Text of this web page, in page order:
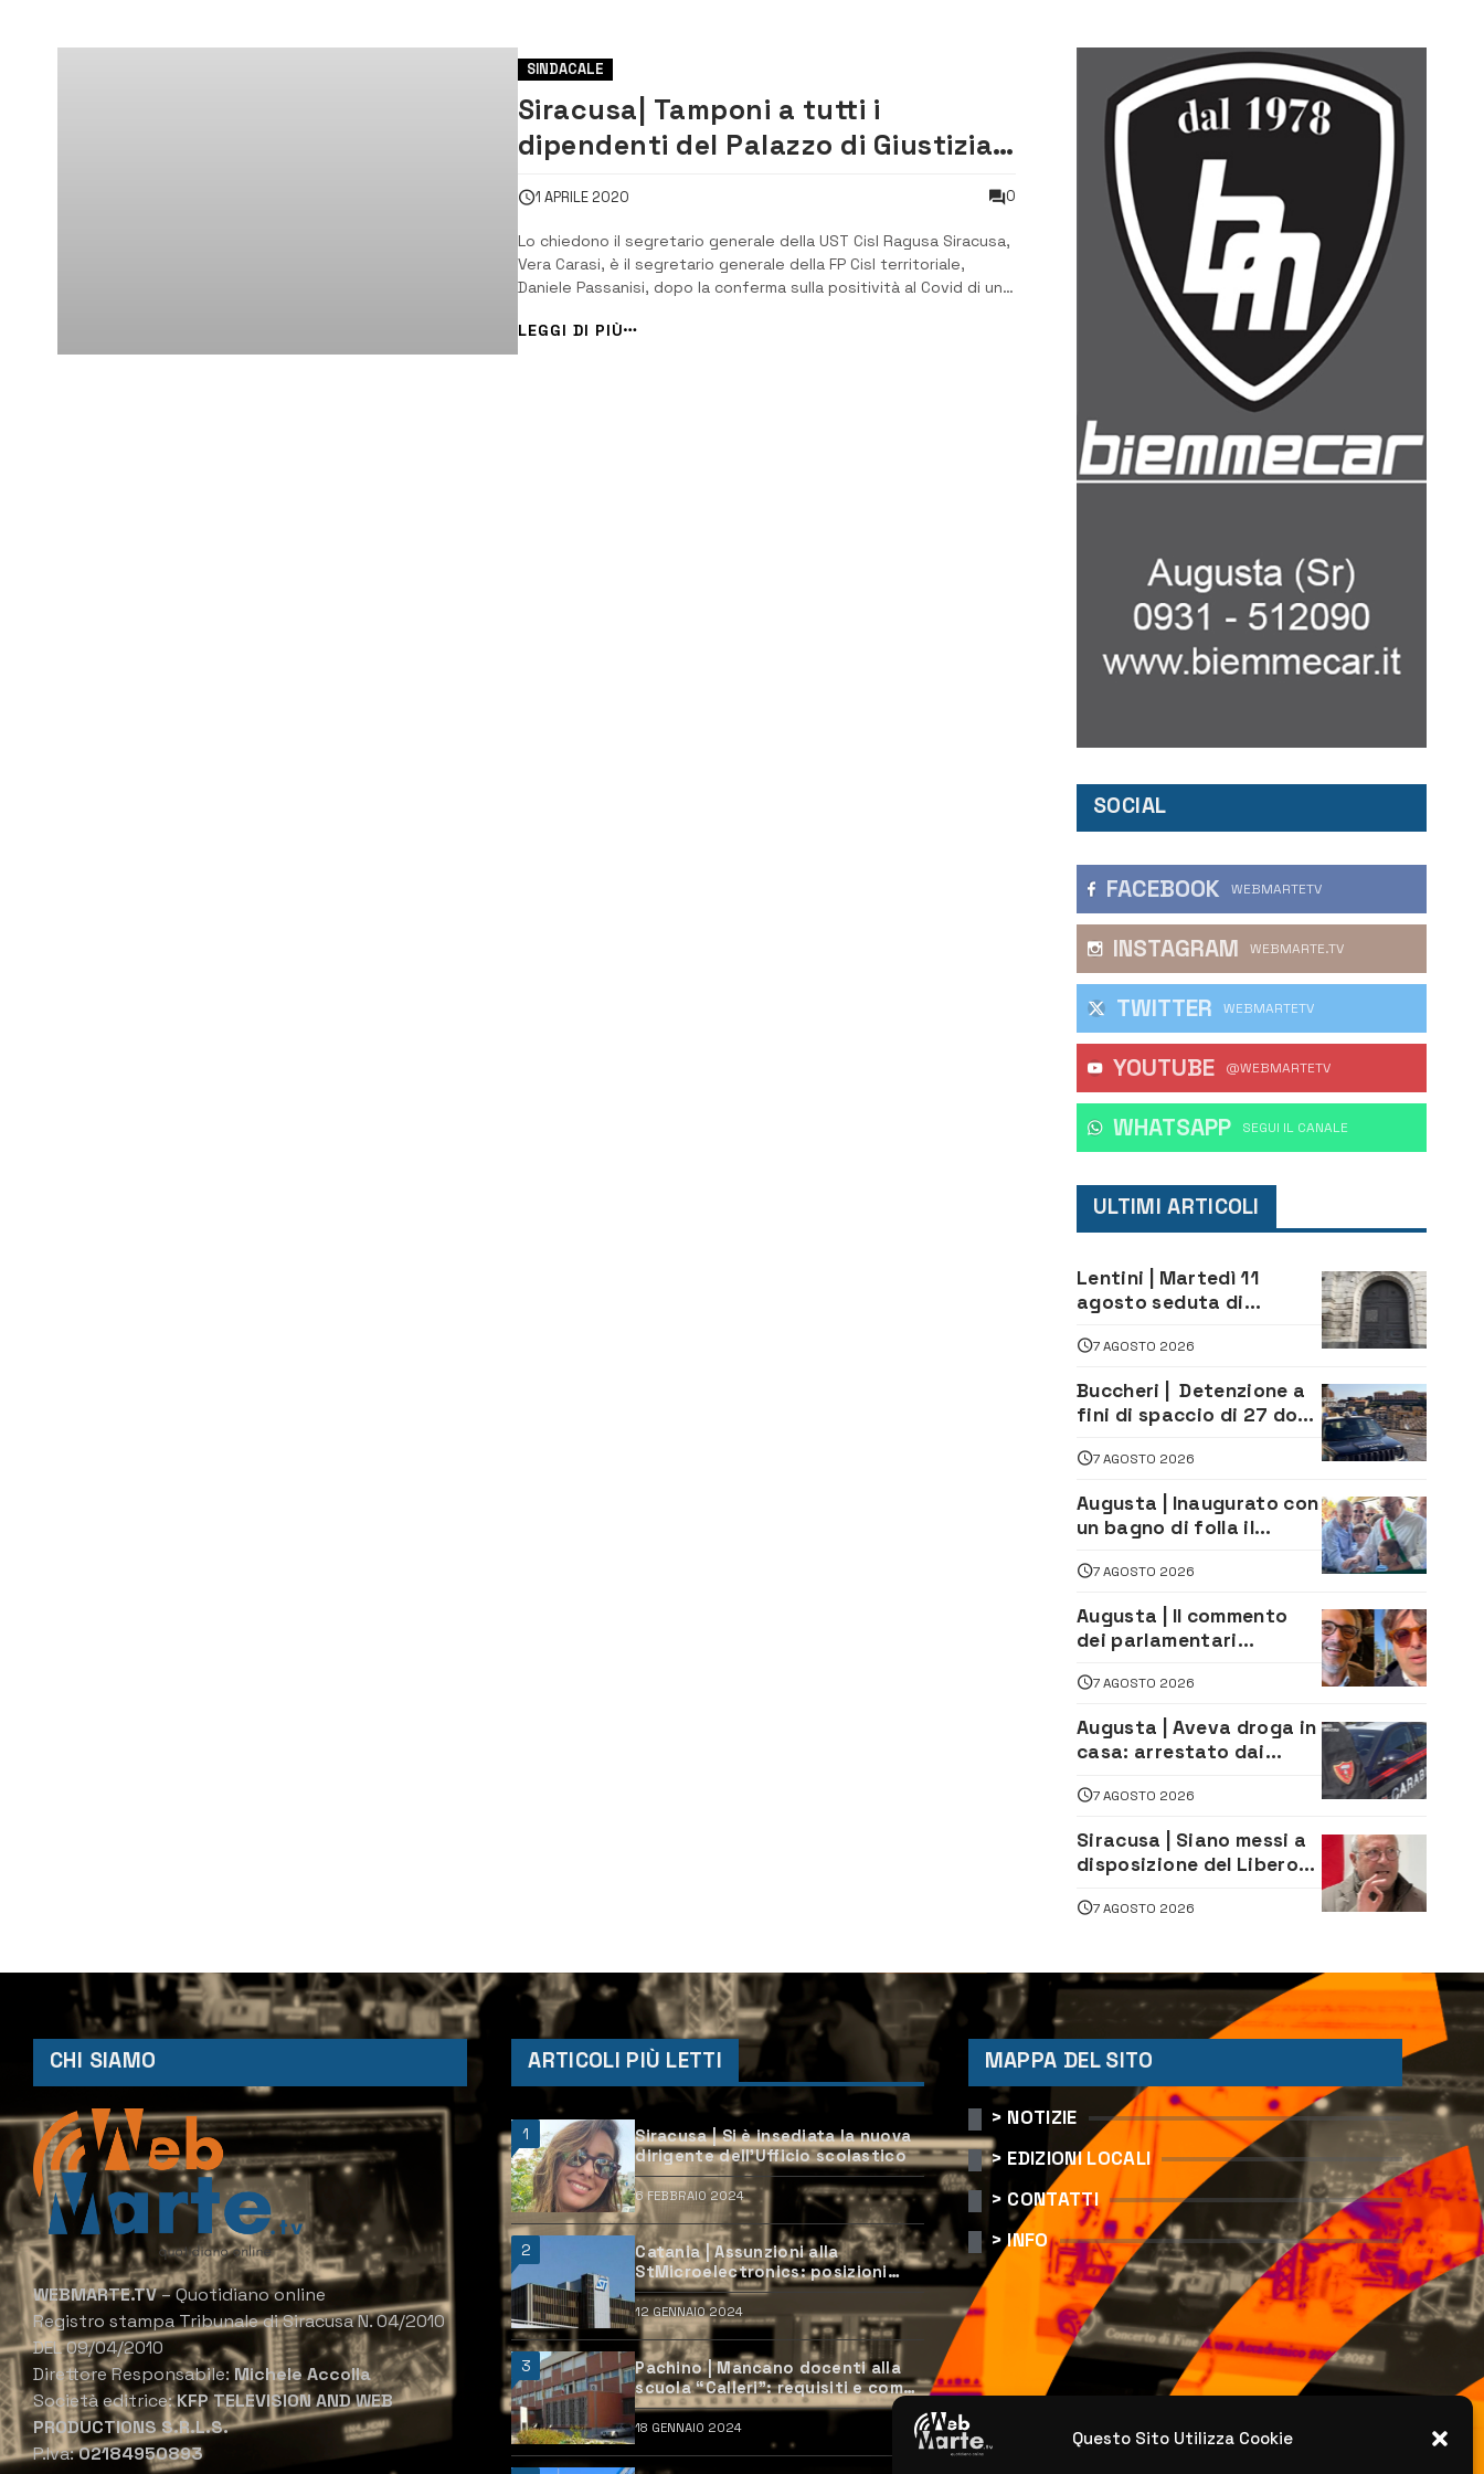
Questo Sito Utilizza Cookie
SINDACALE
Siracusa| Tamponi a tutti i
dipendenti del Palazzo di Giustizia
e chiusura dei locali fino alla
completa e totale sanificazione
1 APRILE 2020 0
Lo chiedono il segretario generale della UST Cisl Ragusa Siracusa,
Vera Carasi, è il segretario generale della FP Cisl territoriale,
Daniele Passanisi, dopo la conferma sulla positività al Covid di uno
Santa Panagia. [/] “Tempestiva la decisione del presidente del
tribunale di c...
LEGGI DI PIÙ
SOCIAL
FACEBOOK WEBMARTETV
INSTAGRAM WEBMARTE.TV
TWITTER WEBMARTETV
YOUTUBE @WEBMARTETV
WHATSAPP ‎SEGUI IL CANALE
ULTIMI ARTICOLI
Lentini | Martedì 11
agosto seduta di
7 AGOSTO 2026
Buccheri | Detenzione a
fini di spaccio di 27 dosi
20enni
7 AGOSTO 2026
Augusta | Inaugurato con
un bagno di folla il
Moro
7 AGOSTO 2026
Augusta | Il commento
dei parlamentari
firma del contatto per il
depuratore
7 AGOSTO 2026
Augusta | Aveva droga in
casa: arrestato dai
7 AGOSTO 2026
Siracusa | Siano messi a
disposizione del Libero
relativi alla
7 AGOSTO 2026
CHI SIAMO
WEBMARTE.TV– Quotidiano online
Registro stampa Tribunale di Siracusa N. 04/2010
DEL 09/04/2010
Direttore Responsabile:Michele Accolla
Società editrice:KFP TELEVISION AND WEB
PRODUCTIONS S.R.L.S.
P.Iva:02184950893
ARTICOLI PIÙ LETTI
1
Siracusa | Si è insediata la nuova
dirigente dell’Ufficio scolastico
6 FEBBRAIO 2024
2
Catania | Assunzioni alla
StMicroelectronics: posizioni
aperte e come candidarsi
12 GENNAIO 2024
3
Pachino | Mancano docenti alla
scuola “Calleri”: requisiti e come
candidarsi
18 GENNAIO 2024
MAPPA DEL SITO
> NOTIZIE
> EDIZIONI LOCALI
> CONTATTI
> INFO